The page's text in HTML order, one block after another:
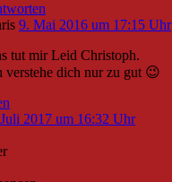
9. Mai 2016 um 17:15 Uhr
tut mir Leid Christoph.
verstehe dich nur zu gut 😉
2017 um 16:32 Uhr